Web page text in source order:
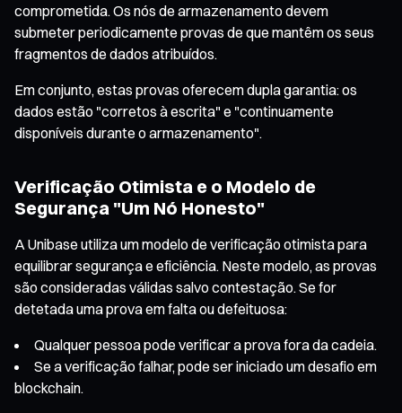
comprometida. Os nós de armazenamento devem
submeter periodicamente provas de que mantêm os seus
fragmentos de dados atribuídos.
Em conjunto, estas provas oferecem dupla garantia: os
dados estão "corretos à escrita" e "continuamente
disponíveis durante o armazenamento".
Verificação Otimista e o Modelo de
Segurança "Um Nó Honesto"
A Unibase utiliza um modelo de verificação otimista para
equilibrar segurança e eficiência. Neste modelo, as provas
são consideradas válidas salvo contestação. Se for
detetada uma prova em falta ou defeituosa:
Qualquer pessoa pode verificar a prova fora da cadeia.
Se a verificação falhar, pode ser iniciado um desafio em
blockchain.